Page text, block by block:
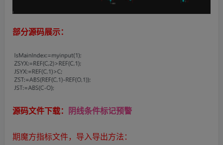
部分源码展示：
源码文件下载： 阴线条件标记预警
期魔方指标文件，导入导出方法：